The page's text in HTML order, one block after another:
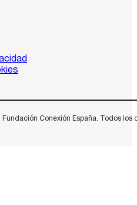
Fundación Conexión España. Todos los